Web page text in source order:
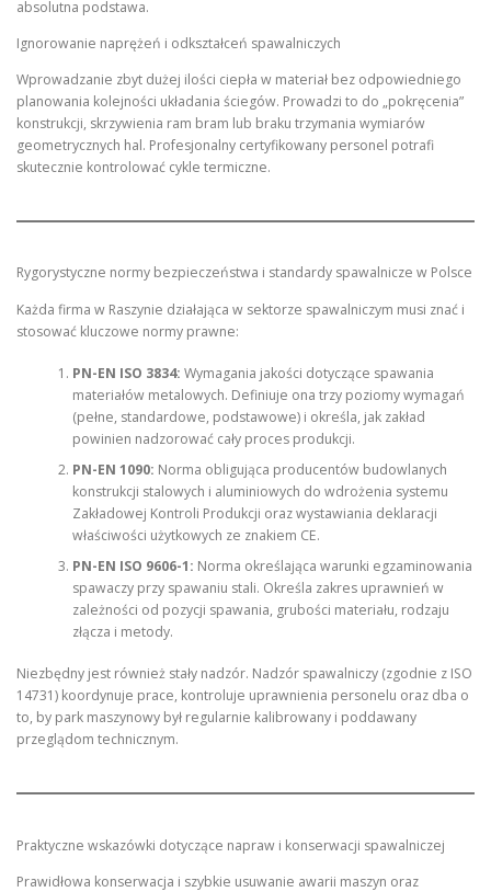
absolutna podstawa.
Ignorowanie naprężeń i odkształceń spawalniczych
Wprowadzanie zbyt dużej ilości ciepła w materiał bez odpowiedniego
planowania kolejności układania ściegów. Prowadzi to do „pokręcenia”
konstrukcji, skrzywienia ram bram lub braku trzymania wymiarów
geometrycznych hal. Profesjonalny certyfikowany personel potrafi
skutecznie kontrolować cykle termiczne.
Rygorystyczne normy bezpieczeństwa i standardy spawalnicze w Polsce
Każda firma w Raszynie działająca w sektorze spawalniczym musi znać i
stosować kluczowe normy prawne:
PN-EN ISO 3834: Wymagania jakości dotyczące spawania
materiałów metalowych. Definiuje ona trzy poziomy wymagań
(pełne, standardowe, podstawowe) i określa, jak zakład
powinien nadzorować cały proces produkcji.
PN-EN 1090: Norma obligująca producentów budowlanych
konstrukcji stalowych i aluminiowych do wdrożenia systemu
Zakładowej Kontroli Produkcji oraz wystawiania deklaracji
właściwości użytkowych ze znakiem CE.
PN-EN ISO 9606-1: Norma określająca warunki egzaminowania
spawaczy przy spawaniu stali. Określa zakres uprawnień w
zależności od pozycji spawania, grubości materiału, rodzaju
złącza i metody.
Niezbędny jest również stały nadzór. Nadzór spawalniczy (zgodnie z ISO
14731) koordynuje prace, kontroluje uprawnienia personelu oraz dba o
to, by park maszynowy był regularnie kalibrowany i poddawany
przeglądom technicznym.
Praktyczne wskazówki dotyczące napraw i konserwacji spawalniczej
Prawidłowa konserwacja i szybkie usuwanie awarii maszyn oraz